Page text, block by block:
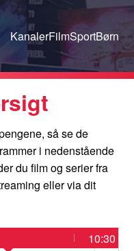
KanalerFilmSportBørn
så se de
i nedenstående
du film og serier fra
eller via dit
10:30